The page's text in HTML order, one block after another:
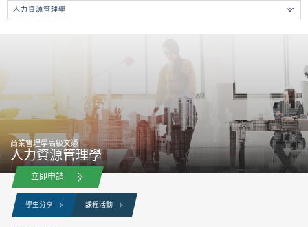
人力資源管理學
商業管理學高級文憑
人力資源管理學
立即申請
學生分享 課程活動